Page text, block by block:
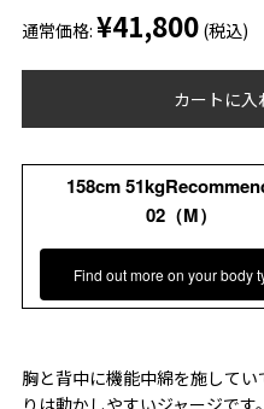
通常価格: ¥41,800 (税込)
カートに入
158cm
02（M）
Find out more on your body
胸と背中に機能中綿を施して
りは動かしやすいジャージです。